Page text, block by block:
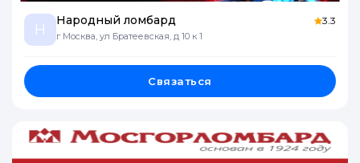
Н
Народный ломбард
г Москва, ул Братеевская, д 10 к 1
3.3
Связаться